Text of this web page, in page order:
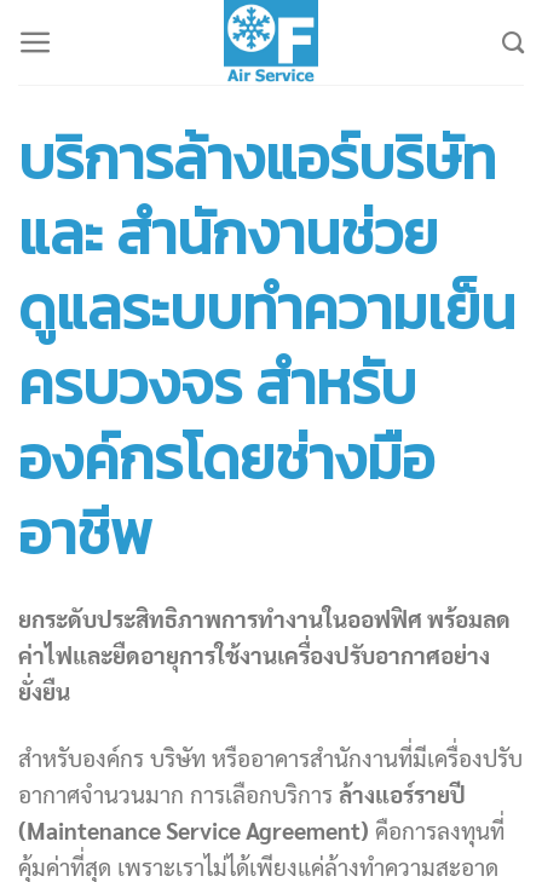
บริการล้างแอร์บริษัท
และ สำนักงานช่วย
ดูแลระบบทำความเย็น
ครบวงจร สำหรับ
องค์กรโดยช่างมือ
อาชีพ
ยกระดับประสิทธิภาพการทำงานในออฟฟิศ พร้อมลด
ค่าไฟและยืดอายุการใช้งานเครื่องปรับอากาศอย่าง
ยั่งยืน
สำหรับองค์กร บริษัท หรืออาคารสำนักงานที่มีเครื่องปรับ
อากาศจำนวนมาก การเลือกบริการ ล้างแอร์รายปี
(Maintenance Service Agreement) คือการลงทุนที่
คุ้มค่าที่สุด เพราะเราไม่ได้เพียงแค่ล้างทำความสะอาด